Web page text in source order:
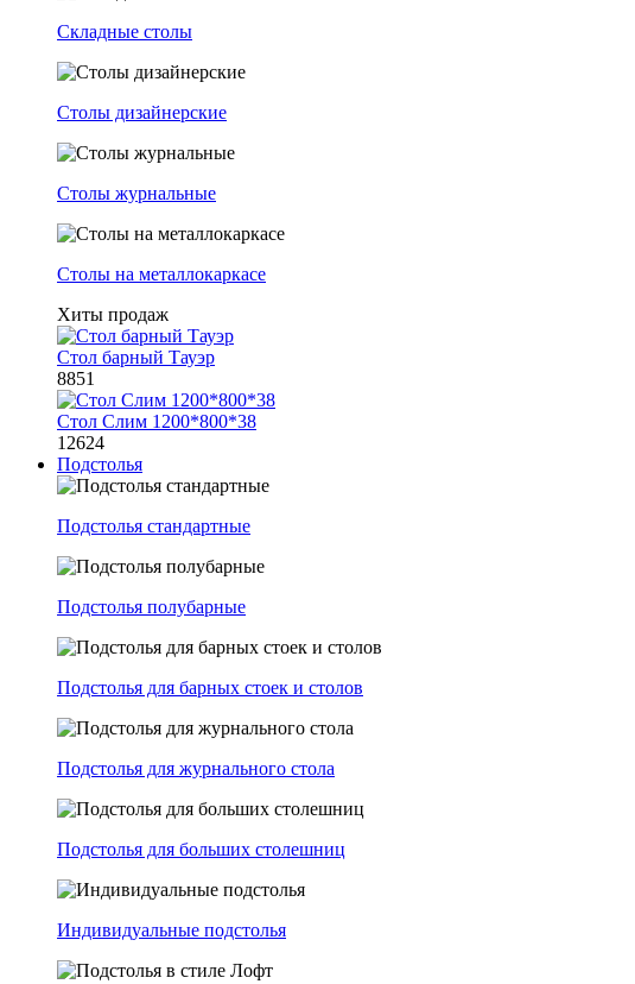
Складные столы
Столы дизайнерские
Столы журнальные
Столы на металлокаркасе
Хиты продаж
Стол барный Тауэр
8851
Стол Слим 1200*800*38
12624
Подстолья
Подстолья стандартные
Подстолья полубарные
Подстолья для барных стоек и столов
Подстолья для журнального стола
Подстолья для больших столешниц
Индивидуальные подстолья